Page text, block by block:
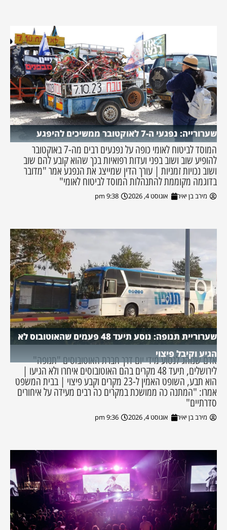
שערורייה: נפגעי ה-7 לאוקטובר ממשיכים להיפגע
המוסד לביטוח לאומי כופה על נפגעים רבים מה-7 באוקטובר
להופיע שוב ושוב בפני ועדות רפואיות בכך שהוא קובע להם שוב
ושוב נכויות זמניות | עורך הדין שמייצג את הנפגע אמר "מדובר
בדוגמה מקוממת להתנהלות המוסד לביטוח לאומי"
מירב בן יאיר אוגוסט 4, 2026 9:38 pm
שערוריית תנופה: נוסע תיעד 48 פעמים שהאוטובוס לא
הגיע וקיבל פיצוי
אדם שנוהג לנסוע מידי יום דרך חברת האוטובוסים "תנופה"
לירושלים, תיעד 48 מקרים בהם האוטובוסים איחרו ולא הגיעו |
הוא תבע, השופט האמין ל-23 מקרים וקבע פיצוי | בבית המשפט
אמרו: "המתנה כה ממושכת במקרים כה רבים מעידה על איחורים
סדרתיים"
מירב בן יאיר אוגוסט 4, 2026 9:36 pm